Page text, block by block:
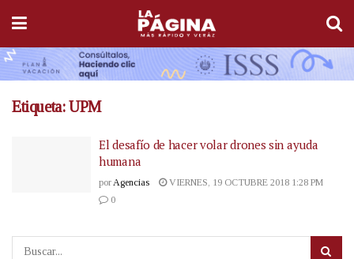
Etiqueta:UPM
El desafío de hacer volar drones sin ayuda
humana
por Agencias
VIERNES, 19 OCTUBRE 2018 1:28 PM
0